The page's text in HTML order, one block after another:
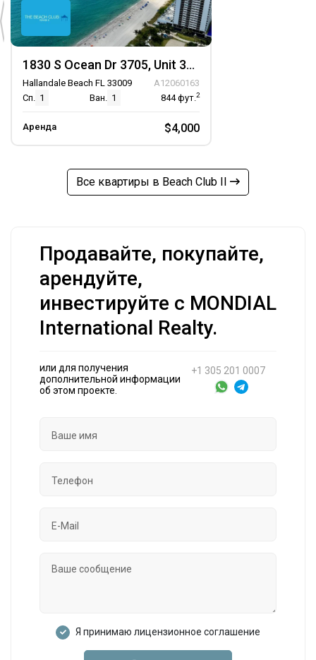
1830 S Ocean Dr 3705, Unit 3705
Hallandale Beach FL 33009
A12060163
Сп. 1 Ван. 1 844фут.2
Аренда $4,000
Все квартиры в Beach Club II
Продавайте, покупайте,
арендуйте,
инвестируйте с MONDIAL
International Realty.
или для получения
дополнительной информации
об этом проекте.
+1 305 201 0007
Я принимаю лицензионное соглашение